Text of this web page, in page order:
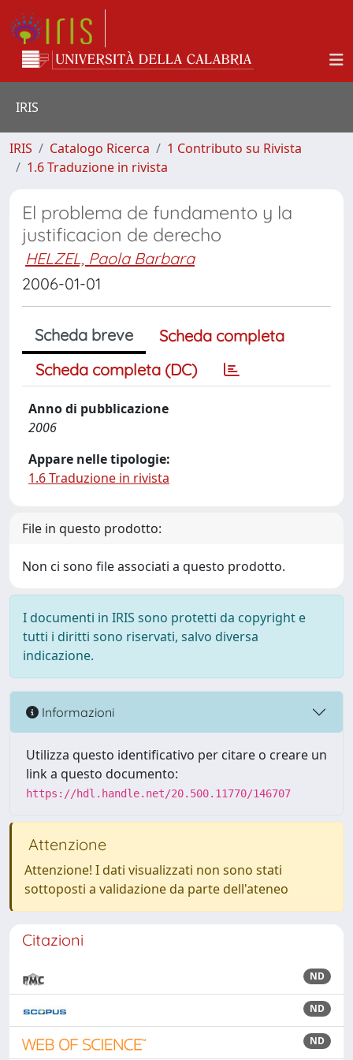
IRIS
IRIS Catalogo Ricerca
1 Contributo su Rivista
1.6 Traduzione in rivista
El problema de fundamento y la
justificacion de derecho
HELZEL, Paola Barbara
2006-01-01
Scheda breve
Scheda completa
Scheda completa (DC)
Anno di pubblicazione
2006
Appare nelle tipologie:
1.6 Traduzione in rivista
File in questo prodotto:
Non ci sono file associati a questo prodotto.
I documenti in IRIS sono protetti da copyright e
tutti i diritti sono riservati, salvo diversa
indicazione.
Informazioni
Utilizza questo identificativo per citare o creare un
link a questo documento:
https://hdl.handle.net/20.500.11770/146707
Attenzione
Attenzione! I dati visualizzati non sono stati
sottoposti a validazione da parte dell'ateneo
Citazioni
ND
ND
ND